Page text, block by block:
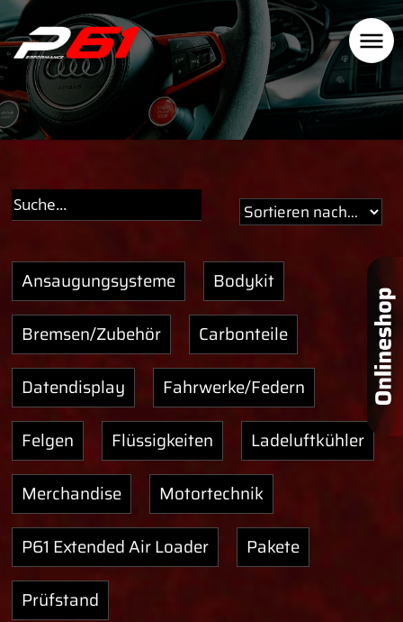
Ansaugungsysteme Bodykit
Bremsen/Zubehör Carbonteile
Datendisplay Fahrwerke/Federn
Felgen Flüssigkeiten Ladeluftkühler
Merchandise Motortechnik
P61 Extended Air Loader Pakete
Prüfstand